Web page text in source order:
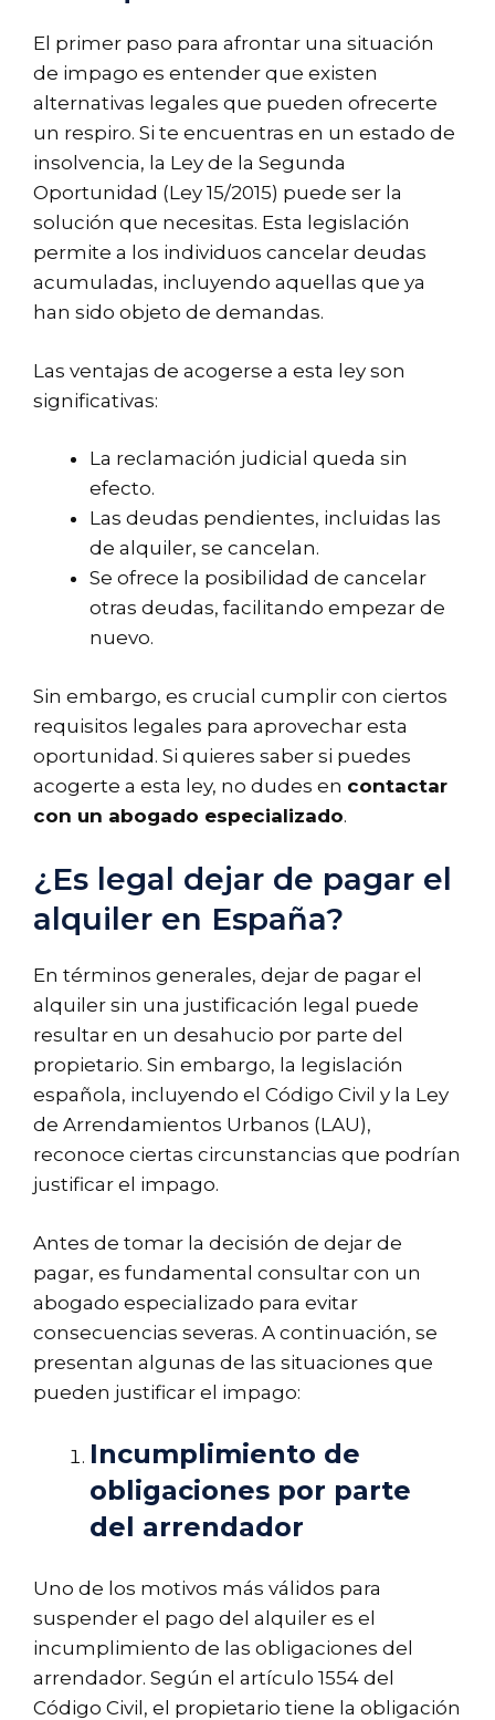
El primer paso para afrontar una situación
de impago es entender que existen
alternativas legales que pueden ofrecerte
un respiro. Si te encuentras en un estado de
insolvencia, la Ley de la Segunda
Oportunidad (Ley 15/2015) puede ser la
solución que necesitas. Esta legislación
permite a los individuos cancelar deudas
acumuladas, incluyendo aquellas que ya
han sido objeto de demandas.
Las ventajas de acogerse a esta ley son
significativas:
La reclamación judicial queda sin
efecto.
Las deudas pendientes, incluidas las
de alquiler, se cancelan.
Se ofrece la posibilidad de cancelar
otras deudas, facilitando empezar de
nuevo.
Sin embargo, es crucial cumplir con ciertos
requisitos legales para aprovechar esta
oportunidad. Si quieres saber si puedes
acogerte a esta ley, no dudes en contactar
con un abogado especializado.
¿Es legal dejar de pagar el
alquiler en España?
En términos generales, dejar de pagar el
alquiler sin una justificación legal puede
resultar en un desahucio por parte del
propietario. Sin embargo, la legislación
española, incluyendo el Código Civil y la Ley
de Arrendamientos Urbanos (LAU),
reconoce ciertas circunstancias que podrían
justificar el impago.
Antes de tomar la decisión de dejar de
pagar, es fundamental consultar con un
abogado especializado para evitar
consecuencias severas. A continuación, se
presentan algunas de las situaciones que
pueden justificar el impago:
Incumplimiento de
obligaciones por parte
del arrendador
Uno de los motivos más válidos para
suspender el pago del alquiler es el
incumplimiento de las obligaciones del
arrendador. Según el artículo 1554 del
Código Civil, el propietario tiene la obligación